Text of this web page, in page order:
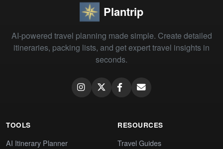
Plantrip
AI-powered travel planning made simple. Create detailed
itineraries, packing lists, and get expert travel insights in
seconds.
TOOLS
AI Itinerary Planner
RESOURCES
Travel Guides